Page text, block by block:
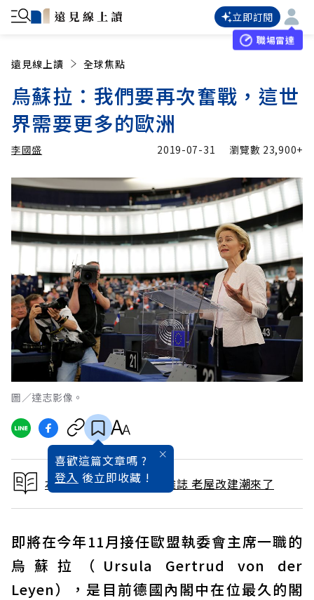
立即訂閱
職場雷達
遠見線上讀 全球焦點
烏蘇拉：我們要再次奮戰，這世
界需要更多的歐洲
李國盛
李國盛 加入追蹤
2019-07-31 瀏覽數 23,900+
圖／達志影像。
喜歡這篇文章嗎 ?
登入 後立即收藏 !
本文出自 2019 / 8月號雜誌 老屋改建潮來了
即將在今年11月接任歐盟執委會主席一職的
烏蘇拉（Ursula Gertrud von der
Leyen），是目前德國內閣中在位最久的閣